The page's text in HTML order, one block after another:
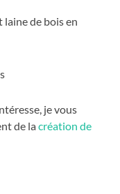
laine de bois en
je vous
de lacréation de